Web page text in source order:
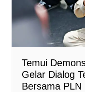
Temui
Gelar Dialog
Bersama PLN